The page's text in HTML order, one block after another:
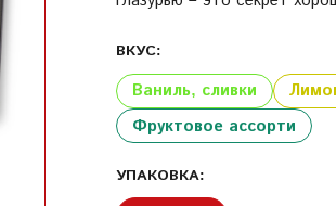
ВКУС:
Ваниль, сливки
Фруктовое ассорти
УПАКОВКА:
СОЗДАТЬ УЧЕТНУЮ